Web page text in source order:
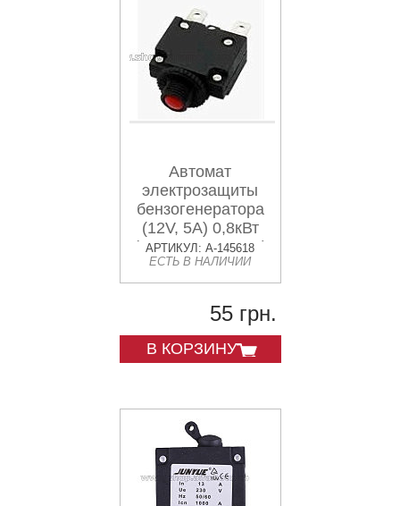
Автомат
электрозащиты
бензогенератора
(12V, 5A) 0,8кВт
(предохранитель)
DIGGER
АРТИКУЛ: A-145618
ЕСТЬ В НАЛИЧИИ
55 грн.
В КОРЗИНУ